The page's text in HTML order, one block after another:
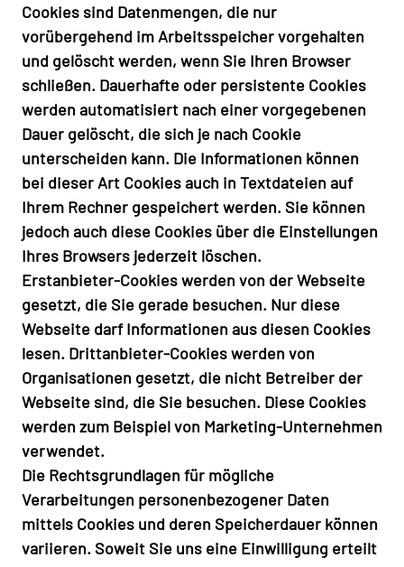
Cookies sind Datenmengen, die nur
vorübergehend im Arbeitsspeicher vorgehalten
und gelöscht werden, wenn Sie Ihren Browser
schließen. Dauerhafte oder persistente Cookies
werden automatisiert nach einer vorgegebenen
Dauer gelöscht, die sich je nach Cookie
unterscheiden kann. Die Informationen können
bei dieser Art Cookies auch in Textdateien auf
Ihrem Rechner gespeichert werden. Sie können
jedoch auch diese Cookies über die Einstellungen
Ihres Browsers jederzeit löschen.
Erstanbieter-Cookies werden von der Webseite
gesetzt, die Sie gerade besuchen. Nur diese
Webseite darf Informationen aus diesen Cookies
lesen. Drittanbieter-Cookies werden von
Organisationen gesetzt, die nicht Betreiber der
Webseite sind, die Sie besuchen. Diese Cookies
werden zum Beispiel von Marketing-Unternehmen
verwendet.
Die Rechtsgrundlagen für mögliche
Verarbeitungen personenbezogener Daten
mittels Cookies und deren Speicherdauer können
variieren. Soweit Sie uns eine Einwilligung erteilt